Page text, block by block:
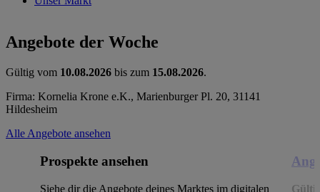
Angebote der Woche
Gültig vom 10.08.2026 bis zum 15.08.2026.
Firma: Kornelia Krone e.K., Marienburger Pl. 20, 31141
Hildesheim
Alle Angebote ansehen
Prospekte ansehen
Siehe dir die Angebote deines Marktes im digitalen